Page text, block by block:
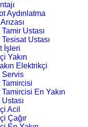
Aydınlatma
Ustası
Ustası
İşleri
Yakın
Elektrikçi
Servis
Tamircisi
En Yakın
Acil
Çağır